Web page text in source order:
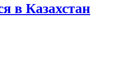
в Казахстан